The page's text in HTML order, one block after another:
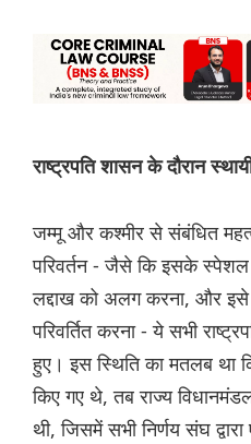
राष्ट्रपति शासन के दौरान
जम्मू और कश्मीर से संबंधित
परिवर्तन - जैसे कि इसके
लद्दाख को अलग करना, और
परिवर्तित करना - ये सभी
हुए। इस स्थिति का मतलब था
किए गए थे, तब राज्य
थी, जिसमें सभी निर्णय संघ